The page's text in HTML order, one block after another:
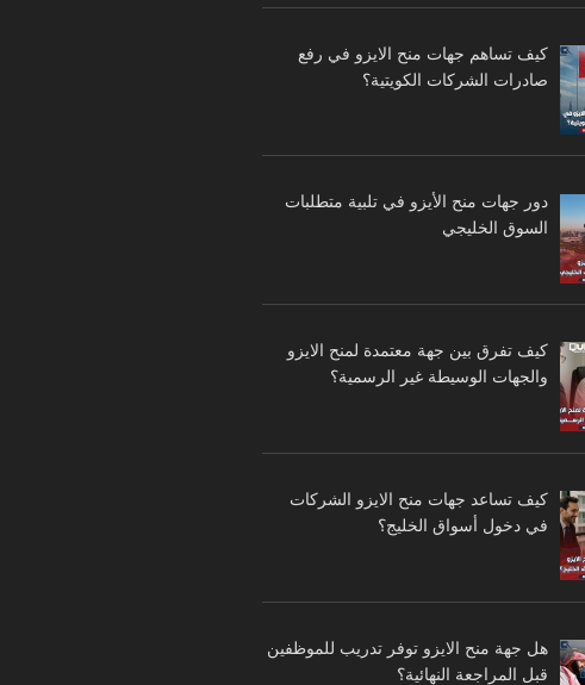
كيف تساهم جهات منح الايزو في رفع
صادرات الشركات الكويتية؟
دور جهات منح الأيزو في تلبية متطلبات
السوق الخليجي
كيف تفرق بين جهة معتمدة لمنح الايزو
والجهات الوسيطة غير الرسمية؟
كيف تساعد جهات منح الايزو الشركات
في دخول أسواق الخليج؟
هل جهة منح الايزو توفر تدريب للموظفين
قبل المراجعة النهائية؟